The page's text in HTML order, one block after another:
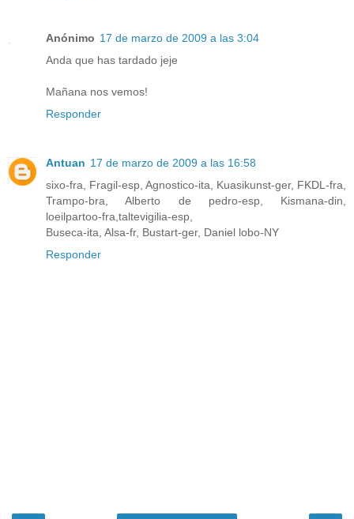
Anónimo 17 de marzo de 2009 a las 3:04
Anda que has tardado jeje
Mañana nos vemos!
Responder
Antuan 17 de marzo de 2009 a las 16:58
sixo-fra, Fragil-esp, Agnostico-ita, Kuasikunst-ger, FKDL-fra,
Trampo-bra, Alberto de pedro-esp, Kismana-din,
loeilpartoo-fra,taltevigilia-esp,
Buseca-ita, Alsa-fr, Bustart-ger, Daniel lobo-NY
Responder